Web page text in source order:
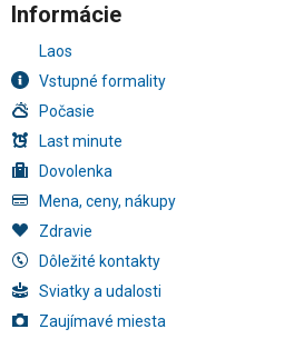
Informácie
Laos
Vstupné formality
Počasie
Last minute
Dovolenka
Mena, ceny, nákupy
Zdravie
Dôležité kontakty
Sviatky a udalosti
Zaujímavé miesta